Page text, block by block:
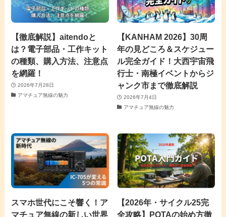
【徹底解説】aitendoと
は？電子部品・工作キット
の種類、購入方法、注意点
を網羅！
2026年7月28日
アマチュア無線の魅力
【KANHAM 2026】30周
年の見どころ＆スケジュー
ル完全ガイド！大西宇宙飛
行士・南極イベントからジ
ャンク市まで徹底解説
2026年7月4日
アマチュア無線の魅力
スマホ世代にこそ響く！ア
マチュア無線の新しい世界
【2026年・サイクル25完
全攻略】POTAの始め方徹